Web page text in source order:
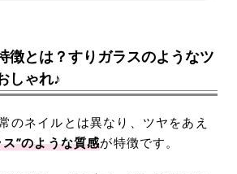
徴とは？すりガラスのようなツ
しゃれ♪
のネイルとは異なり、ツヤをあえ
”のような質感が特徴です。